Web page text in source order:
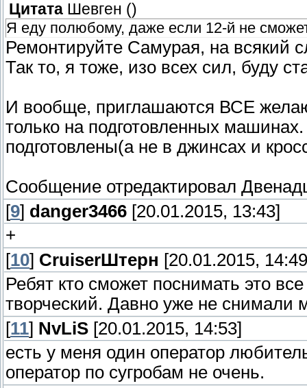
Цитата Шевген ()
Я еду полюбому, даже если 12-й не
Ремонтируйте Самурая, на всякий
Так то, я тоже, изо всех сил, буду
И вообще, приглашаются ВСЕ
только на подготовленных
подготовлены(а не в джинсах и
Сообщение отредактировал
[9] danger3466 [20.01.2015, 13:43]
+
[10] СruiserШтерн [20.01.2015,
Ребят кто сможет поснимать это
творческий. Давно уже не снимали
[11] NvLiS [20.01.2015, 14:53]
есть у меня один оператор
оператор по сугробам не очень.